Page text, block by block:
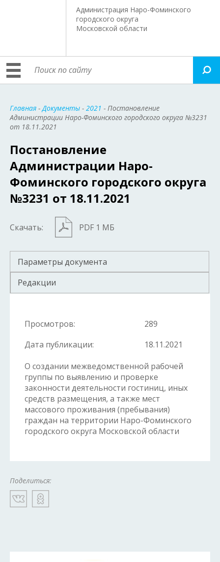
Администрация Наро-Фоминского
городского округа
Московской области
Главная -Документы - 2021 - Постановление
Администрации Наро-Фоминского городского округа №3231
от 18.11.2021
Постановление
Администрации Наро-
Фоминского городского округа
№3231 от 18.11.2021
Скачать: PDF 1 МБ
Параметры документа
Редакции
Просмотров:
289
Дата публикации:
18.11.2021
О создании межведомственной рабочей
группы по выявлению и проверке
законности деятельности гостиниц, иных
средств размещения, а также мест
массового проживания (пребывания)
граждан на территории Наро-Фоминского
городского округа Московской области
Поделиться: